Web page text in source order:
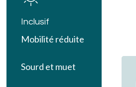
Inclusif
Mobilité réduite
Sourd et muet